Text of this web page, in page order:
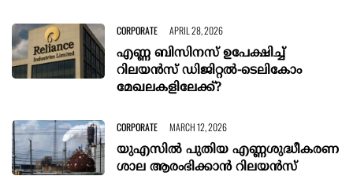
CORPORATE APRIL 28, 2026
എണ്ണ ബിസിനസ് ഉപേക്ഷിച്ച്
റിലയൻസ് ഡിജിറ്റൽ-ടെലികോം
മേഖലകളിലേക്ക്?
CORPORATE MARCH 12, 2026
യുഎസിൽ പുതിയ എണ്ണശുദ്ധീകരണ
ശാല ആരംഭിക്കാൻ റിലയൻസ്